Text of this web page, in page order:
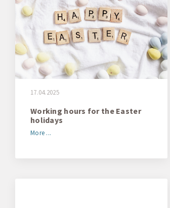
17.04.2025
Working hours for the Easter
holidays
More ...